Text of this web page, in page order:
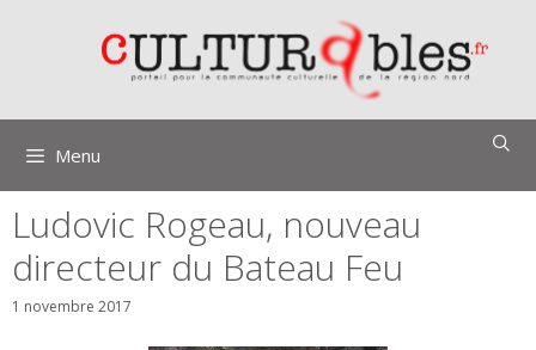
Menu
Ludovic Rogeau, nouveau
directeur du Bateau Feu
1 novembre 2017